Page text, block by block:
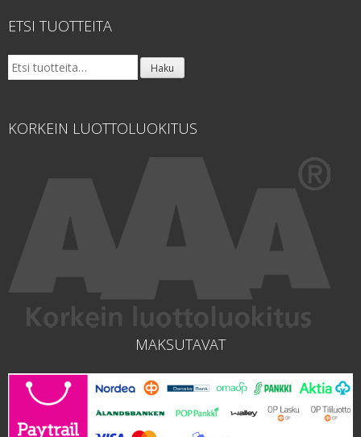
ETSI TUOTTEITA
Etsi: Haku
KORKEIN LUOTTOLUOKITUS
MAKSUTAVAT